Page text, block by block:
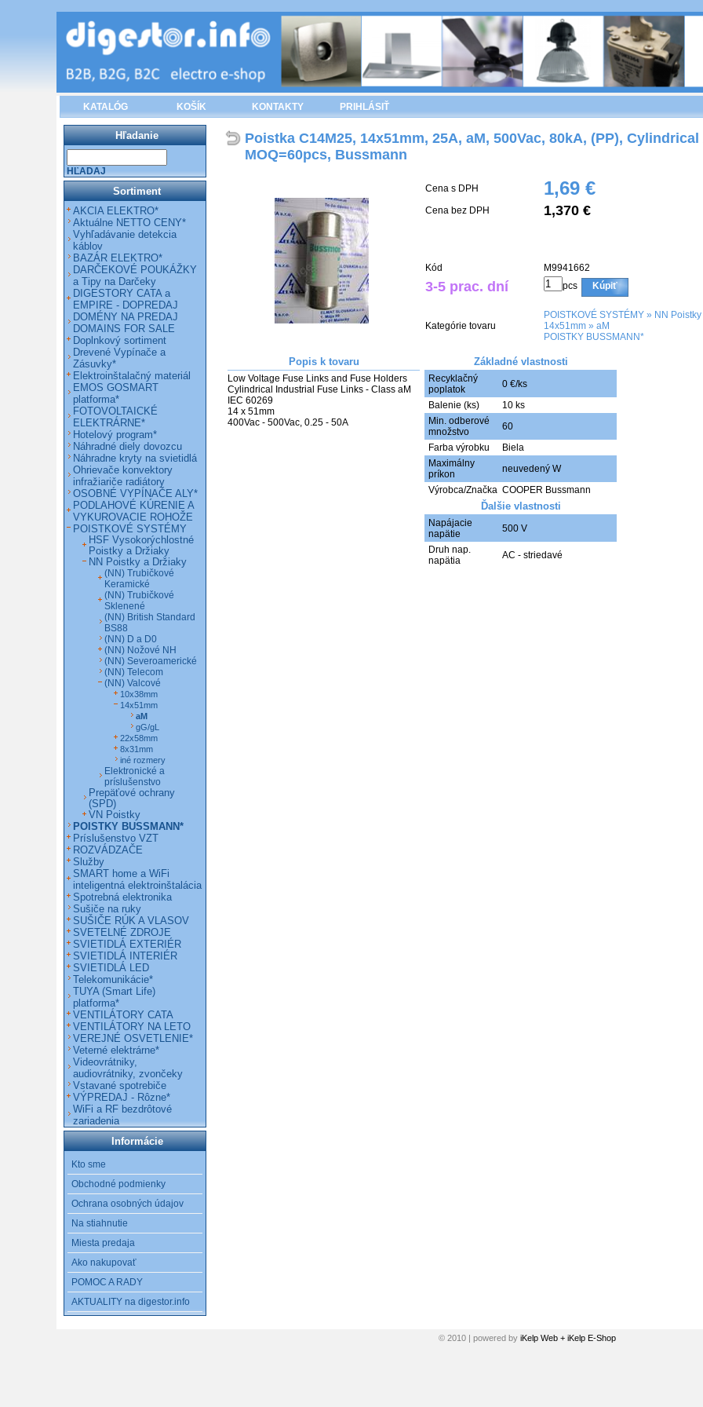
KATALÓG KOŠÍK KONTAKTY PRIHLÁSIŤ
Poistka C14M25, 14x51mm, 25A, aM, 500Vac, 80kA, (PP),
MOQ=60pcs, Bussmann
Cena s DPH 1,69 €
Cena bez DPH 1,370 €
Kód M9941662
3-5 prac. dní pcs Kúpiť
Kategórie tovaru
POISTKOVÉ SYSTÉMY » NN
14x51mm » aM
POISTKY BUSSMANN*
Popis k tovaru
Low Voltage Fuse Links and Fuse Holders
Cylindrical Industrial Fuse Links - Class aM
IEC 60269
14 x 51mm
400Vac - 500Vac, 0.25 - 50A
Základné vlastnosti
Recyklačný
poplatok
0 €/ks
Balenie (ks)
10 ks
Min. odberové
množstvo
60
Farba výrobku
Biela
Maximálny
príkon
neuvedený W
Výrobca/Značka COOPER Bussmann
Ďalšie vlastnosti
Napájacie
napätie
500 V
Druh nap.
napätia
AC - striedavé
Hľadanie
HĽADAJ
Sortiment
AKCIA ELEKTRO*
Aktuálne NETTO CENY*
Vyhľadávanie detekcia
káblov
BAZÁR ELEKTRO*
DARČEKOVÉ POUKÁŽKY
a Tipy na Darčeky
DIGESTORY CATA a
EMPIRE - DOPREDAJ
DOMÉNY NA PREDAJ
DOMAINS FOR SALE
Doplnkový sortiment
Drevené Vypínače a
Zásuvky*
Elektroinštalačný materiál
EMOS GOSMART
platforma*
FOTOVOLTAICKÉ
ELEKTRÁRNE*
Hotelový program*
Náhradné diely dovozcu
Náhradne kryty na svietidlá
Ohrievače konvektory
infražiariče radiátory
OSOBNÉ VYPÍNAČE ALY*
PODLAHOVÉ KÚRENIE A
VYKUROVACIE ROHOŽE
POISTKOVÉ SYSTÉMY
HSF Vysokorýchlostné
Poistky a Držiaky
NN Poistky a Držiaky
(NN) Trubičkové
Keramické
(NN) Trubičkové
Sklenené
(NN) British Standard
BS88
(NN) D a D0
(NN) Nožové NH
(NN) Severoamerické
(NN) Telecom
(NN) Valcové
10x38mm
14x51mm
aM
gG/gL
22x58mm
8x31mm
iné rozmery
Elektronické a
príslušenstvo
Prepäťové ochrany
(SPD)
VN Poistky
POISTKY BUSSMANN*
Príslušenstvo VZT
ROZVÁDZAČE
Služby
SMART home a WiFi
inteligentná elektroinštalácia
Spotrebná elektronika
Sušiče na ruky
SUŠIČE RÚK A VLASOV
SVETELNÉ ZDROJE
SVIETIDLÁ EXTERIÉR
SVIETIDLÁ INTERIÉR
SVIETIDLÁ LED
Telekomunikácie*
TUYA (Smart Life)
platforma*
VENTILÁTORY CATA
VENTILÁTORY NA LETO
VEREJNÉ OSVETLENIE*
Veterné elektrárne*
Videovrátniky,
audiovrátniky, zvončeky
Vstavané spotrebiče
VÝPREDAJ - Rôzne*
WiFi a RF bezdrôtové
zariadenia
Informácie
Kto sme
Obchodné podmienky
Ochrana osobných údajov
Na stiahnutie
Miesta predaja
Ako nakupovať
POMOC A RADY
AKTUALITY na digestor.info
© 2010 | powered by iKelp Web + iKelp E-Shop